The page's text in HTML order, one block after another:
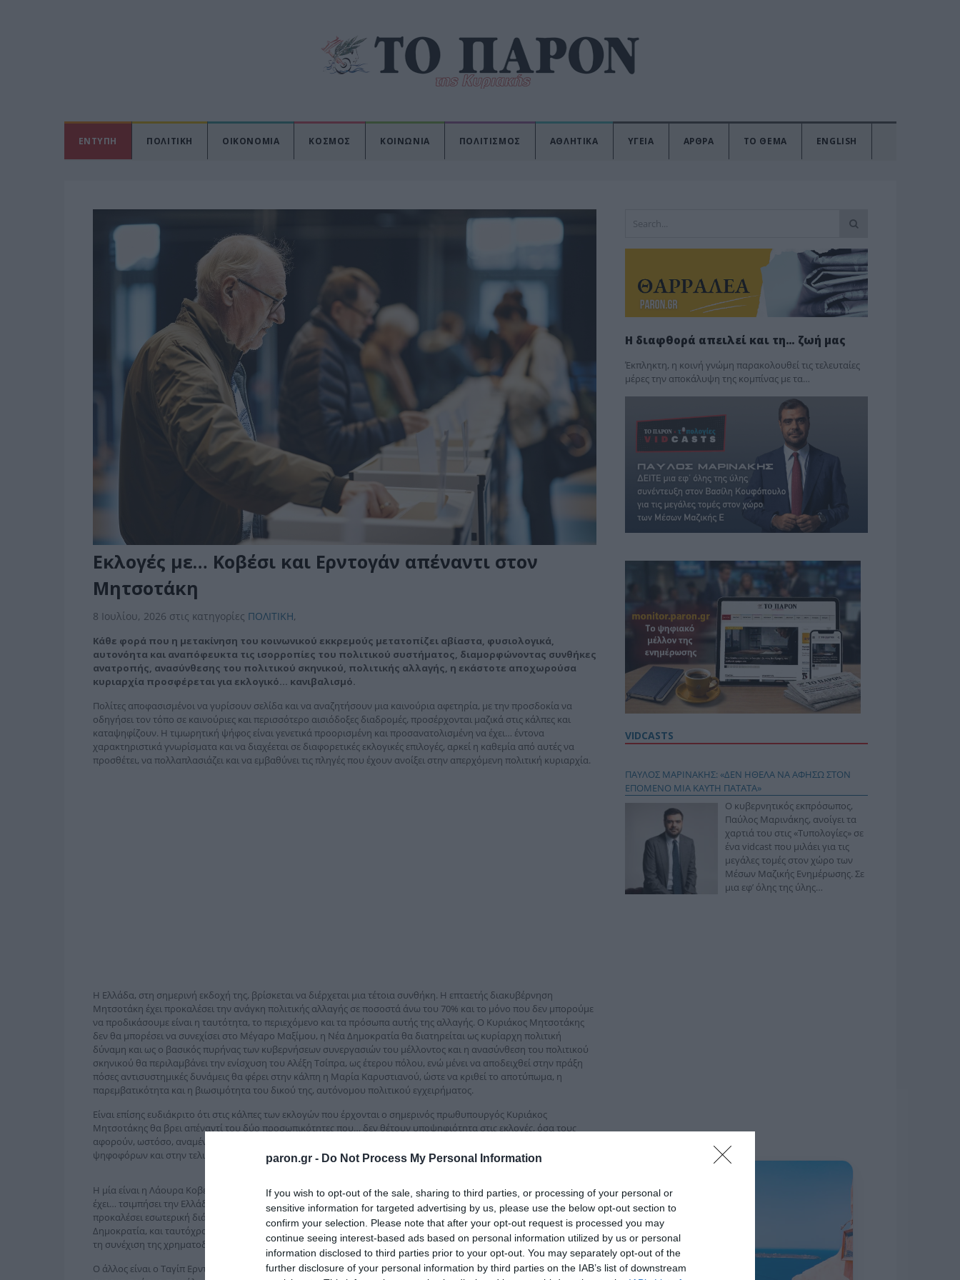
paron.gr - Do Not Process My Personal Information
If you wish to opt-out of the sale, sharing to third parties, or processing of your personal or
sensitive information for targeted advertising by us, please use the below opt-out section to
confirm your selection. Please note that after your opt-out request is processed you may
continue seeing interest-based ads based on personal information utilized by us or personal
information disclosed to third parties prior to your opt-out. You may separately opt-out of the
further disclosure of your personal information by third parties on the IAB’s list of downstream
ΕΝΤΥΠΗ ΠΟΛΙΤΙΚΗ ΟΙΚΟΝΟΜΙΑ ΚΟΣΜΟΣ ΚΟΙΝΩΝΙΑ ΠΟΛΙΤΙΣΜΟΣ ΑΘΛΗΤΙΚΑ ΥΓΕΙΑ ΑΡΘΡΑ ΤΟ ΘΕΜΑ ENGLISH
Εκλογές με… Κοβέσι και Ερντογάν απέναντι στον
Μητσοτάκη
8 Ιουλίου, 2026 στις κατηγορίες ΠΟΛΙΤΙΚΗ,
Κάθε φορά που η μετακίνηση του κοινωνικού εκκρεμούς μετατοπίζει αβίαστα, φυσιολογικά,
αυτονόητα και αναπόφευκτα τις ισορροπίες του πολιτικού συστήματος, διαμορφώνοντας συνθήκες
ανατροπής, ανασύνθεσης του πολιτικού σκηνικού, πολιτικής αλλαγής, η εκάστοτε α­ποχωρούσα
κυριαρχία προσφέρεται για εκλογικό… κανιβαλισμό.
Πολίτες αποφασισμένοι να γυρίσουν σελίδα και να αναζητήσουν μια καινούρια αφετηρία, με την προσδοκία να
οδηγήσει τον τόπο σε καινούριες και περισσότερο αισιόδοξες διαδρομές, προσέρχονται μαζικά στις κάλπες και
καταψηφίζουν. Η τιμωρητική ψήφος είναι γενετικά προορισμένη και προσανατολισμένη να έχει… έντονα
χαρακτηριστικά γνωρίσματα και να διαχέεται σε διαφορετικές εκλογικές επιλογές, αρκεί η καθεμία από αυτές να
προσθέτει, να πολλαπλασιάζει και να εμβαθύνει τις πληγές που έχουν ανοίξει στην απερχόμενη πολιτική κυριαρχία.
Η Ελλάδα, στη σημερινή εκδοχή της, βρίσκεται να διέρχεται μια τέτοια συνθήκη. Η επταετής διακυβέρνηση
Μητσοτάκη έχει προκαλέσει την ανάγκη πολιτικής αλλαγής σε ποσοστά άνω του 70% και το μόνο που δεν μπορούμε
να προδικάσουμε είναι η ταυτότητα, το περιεχόμενο και τα πρόσωπα αυτής της αλλαγής. Ο Κυριάκος Μητσοτάκης
δεν θα μπορέσει να συνεχίσει στο Μέγαρο Μαξίμου, η Νέα Δημοκρατία θα διατηρείται ως κυρίαρχη πολιτική
δύναμη και ως ο βασικός πυρήνας των κυβερνήσεων συνεργασιών του μέλλοντος και η ανασύνθεση του πολιτικού
σκηνικού θα περιλαμβάνει την ενίσχυση του Αλέξη Τσίπρα, ως έτερου πόλου, ενώ μένει να αποδειχθεί στην πράξη
πόσες αντισυστημικές δυνάμεις θα φέρει στην κάλπη η Μαρία Καρυστιανού, ώστε να κριθεί το αποτύπωμα, η
παρεμβατικότητα και η βιωσιμότητα του δικού της, αυτόνομου πολιτικού εγχειρήματος.
Είναι επίσης ευδιάκριτο ότι στις κάλπες των εκλογών που έρχονται ο σημερινός πρωθυπουργός Κυριάκος
Μητσοτάκης θα βρει απέναντί του δύο προσωπικότητες που… δεν θέτουν υποψηφιότητα στις εκλογές, όσα τους
αφορούν, ωστόσο, αναμένεται να διαδραματίσουν καθοριστικό και κομβικό ρόλο στην ψυχολογία των ελλήνων
ψηφοφόρων και στην τελική απόφασή τους για το πώς θα συμπεριφερθούν στην κάλπη.
Η μία είναι η Λάουρα Κοβέσι. Η ρουμάνα νομικός, η οποία ηγήθηκε αυτά τα χρόνια της Ευρωπαϊκής Εισαγγελίας,
έχει… τσιμπήσει την Ελλάδα της εποχής Μητσοτάκη ως… λημέρι διαφθοράς και σκανδάλων. Επιπλέον, έχει
προκαλέσει εσωτερική διάσπαση και αποσταθεροποίηση στο πολιτικό σύστημα, και πιο συγκεκριμένα στη Νέα
Δημοκρατία, και ταυτόχρονα έχει αμαυρώσει την εικόνα και τη διεθνή φήμη της Ελλάδας, με επιζήμιες συνέπειες για
τη συνέχιση της χρηματοδότησης από το Ταμείο Ανάκαμψης αλλά και για την προσέλκυση επενδύσεων.
Ο άλλος είναι ο Ταγίπ Ερντογάν. Ο τούρκος Πρόεδρος αποτελεί προσφιλή στόχο για τη λεγόμενη «φρουρά», τους
Η διαφθορά απειλεί και τη… ζωή μας
Έκπληκτη, η κοινή γνώμη παρακολουθεί τις τελευταίες
μέρες την αποκάλυψη της κο­μπίνας με τα…
VIDCASTS
ΠΑΥΛΟΣ ΜΑΡΙΝΑΚΗΣ: «ΔΕΝ ΗΘΕΛΑ ΝΑ ΑΦΗΣΩ ΣΤΟΝ
ΕΠΟΜΕΝΟ ΜΙΑ ΚΑΥΤΗ ΠΑΤΑΤΑ»
Ο κυβερνητικός εκπρόσωπος,
Παύλος Μαρινάκης, ανοίγει τα
χαρτιά του στις «Τυπολογίες» σε
ένα vidcast που μιλάει για τις
μεγάλες τομές στον χώρο των
Μέσων Μαζικής Ενημέρωσης. Σε
μια εφ’ όλης της ύλης